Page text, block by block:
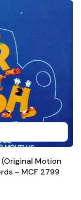
(Original Motion
‎– MCF 2799